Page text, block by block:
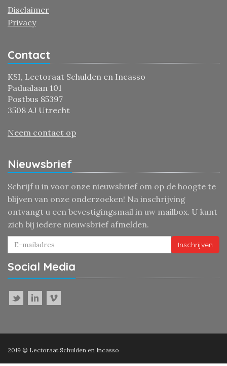
Disclaimer
Privacy
Contact
KSI, Lectoraat Schulden en Incasso
Padualaan 101
Postbus 85397
3508 AJ Utrecht
Neem contact op
Nieuwsbrief
Schrijf u in voor onze nieuwsbrief om op de hoogte te
blijven van onze onderzoeken! Na inschrijving
ontvangt u een bevestigingsmail in uw mailbox. U kunt
zich bij iedere nieuwsbrief afmelden.
Inschrijven
Social Media
2019 © Lectoraat Schulden en Incasso